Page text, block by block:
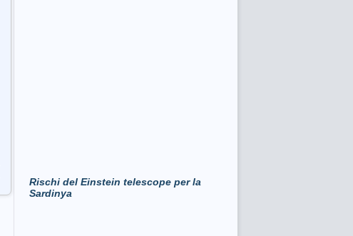
Rischi del Einstein telescope per la
Sardinya